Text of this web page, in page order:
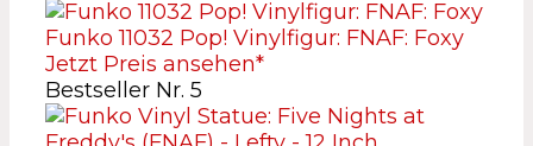
Funko 11032 Pop! Vinylfigur: FNAF: Foxy
Jetzt Preis ansehen*
Bestseller Nr. 5